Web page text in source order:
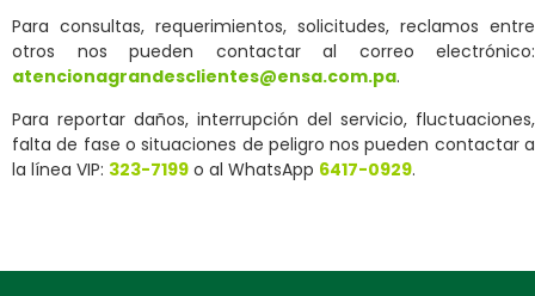
Para consultas, requerimientos, solicitudes, reclamos entre
otros nos pueden contactar al correo electrónico:
atencionagrandesclientes@ensa.com.pa.
Para reportar daños, interrupción del servicio, fluctuaciones,
falta de fase o situaciones de peligro nos pueden contactar a
la línea VIP: 323-7199 o al WhatsApp 6417-0929.